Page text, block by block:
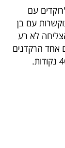
עם
עם בן
לא רע
אחד הרקדנים